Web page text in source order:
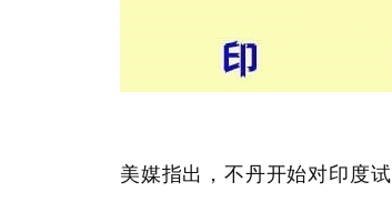
美媒指出，不丹开始对印度